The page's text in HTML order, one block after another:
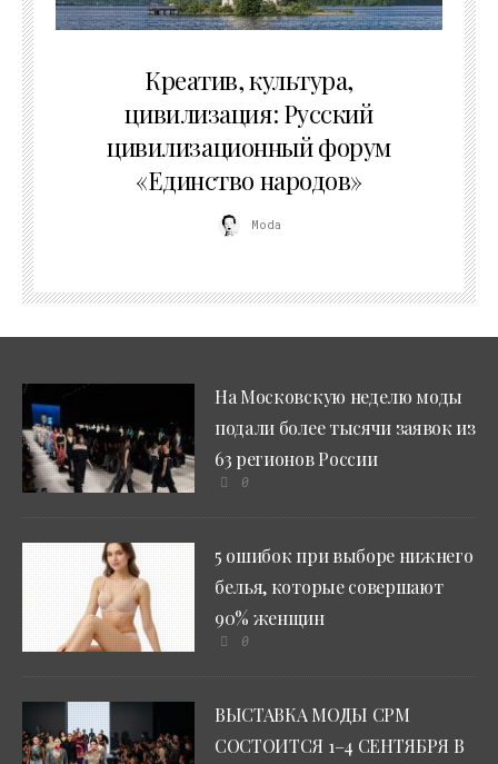
Креатив, культура,
цивилизация: Русский
цивилизационный форум
«Единство народов»
Moda
На Московскую неделю моды
подали более тысячи заявок из
63 регионов России
0
5 ошибок при выборе нижнего
белья, которые совершают
90% женщин
0
ВЫСТАВКА МОДЫ CPM
СОСТОИТСЯ 1–4 СЕНТЯБРЯ В